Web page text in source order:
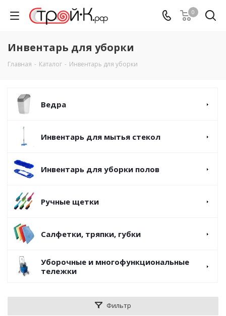
0
Инвентарь для уборки
Главная - Каталог - Инвентарь для уборки
Ведра
Инвентарь для мытья стекол
Инвентарь для уборки полов
Ручные щетки
Салфетки, тряпки, губки
Уборочные и многофункциональные
тележки
Фильтр